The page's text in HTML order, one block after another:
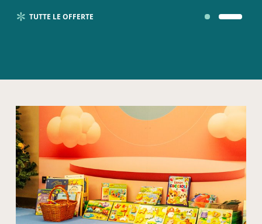
TUTTE LE OFFERTE